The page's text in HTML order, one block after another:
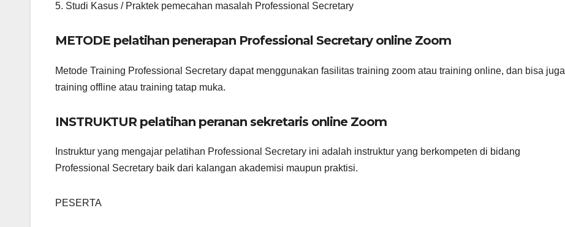
5. Studi Kasus / Praktek pemecahan masalah Professional Secretary
METODE pelatihan penerapan Professional Secretary online Zoom
Metode Training Professional Secretary dapat menggunakan fasilitas training zoom atau training online, dan bisa juga
training offline atau training tatap muka.
INSTRUKTUR pelatihan peranan sekretaris online Zoom
Instruktur yang mengajar pelatihan Professional Secretary ini adalah instruktur yang berkompeten di bidang
Professional Secretary baik dari kalangan akademisi maupun praktisi.
PESERTA